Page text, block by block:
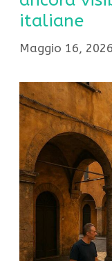
italiane
Maggio 16, 2026